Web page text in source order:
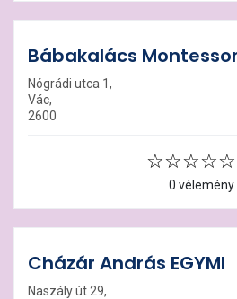
Bábakalács
Nógrádi utca 1,
Vác,
2600
0 vélemény
Cházár András EGYMI
Naszály út 29,